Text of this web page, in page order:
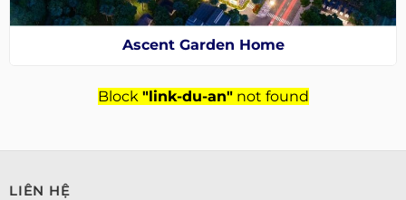
Ascent Garden Home
Block "link-du-an"not found
LIÊN HỆ